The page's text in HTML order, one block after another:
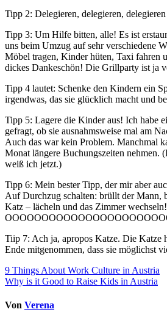
Tipp 2: Delegieren, delegieren, delegieren
Tipp 3: Um Hilfe bitten, alle! Es ist
uns beim Umzug auf sehr verschiedene
Möbel tragen, Kinder hüten, Taxi fahren
dickes Dankeschön! Die Grillparty ist ja
Tipp 4 lautet: Schenke den Kindern ein
irgendwas, das sie glücklich macht und
Tipp 5: Lagere die Kinder aus! Ich habe
gefragt, ob sie ausnahmsweise mal am
Auch das war kein Problem. Manchmal
Monat längere Buchungszeiten nehmen.
weiß ich jetzt.)
Tipp 6: Mein bester Tipp, der mir aber
Auf Durchzug schalten: brüllt der Mann,
Katz – lächeln und das Zimmer wechseln!
Tiip 7: Ach ja, apropos Katze. Die Katze
Ende mitgenommen, dass sie möglichst
Beitragsnavigation
9 Things About Work Culture in Austria
Why is it Good to Raise Kids in Austria
Von Verena